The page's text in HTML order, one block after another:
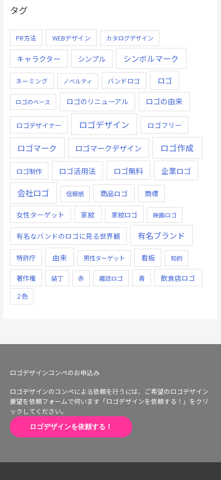
タグ
PR方法 WEBデザイン カタログデザイン
キャラクター シンプル シンボルマーク
ネーミング ノベルティ バンドロゴ ロゴ
ロゴのベース ロゴのリニューアル ロゴの由来
ロゴデザイナー ロゴデザイン ロゴフリー
ロゴマーク ロゴマークデザイン ロゴ作成
ロゴ制作 ロゴ活用法 ロゴ無料 企業ロゴ
会社ロゴ 信頼感 商品ロゴ 商標
女性ターゲット 家紋 家紋ロゴ 映画ロゴ
有名なバンドのロゴに見る世界観 有名ブランド
特許庁 由来 男性ターゲット 看板 知的
著作権 装丁 赤 雑誌ロゴ 青 飲食店ロゴ
２色
ロゴデザインコンペのお申込み
ロゴデザインのコンペによる依頼を行うには、ご希望のロゴデザイン
要望を依頼フォームで伺います「ロゴデザインを依頼する！」をクリ
ックしてください。
ロゴデザインを依頼する！